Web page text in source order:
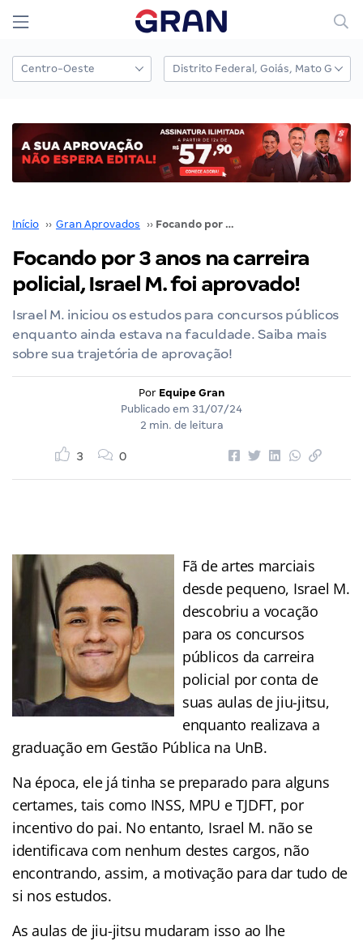
Início ›› Gran Aprovados ›› Focando por 3 anos na carreira policial, Israel M. foi aprovado!
Focando por 3 anos na carreira
policial, Israel M. foi aprovado!
Israel M. iniciou os estudos para concursos públicos
enquanto ainda estava na faculdade. Saiba mais
sobre sua trajetória de aprovação!
Por Equipe Gran
Publicado em 31/07/24
2 min. de leitura
3 0
Fã de artes marciais
desde pequeno, Israel M.
descobriu a vocação
para os concursos
públicos da carreira
policial por conta de
suas aulas de jiu-jitsu,
enquanto realizava a
graduação em Gestão Pública na UnB.
Na época, ele já tinha se preparado para alguns
certames, tais como INSS, MPU e TJDFT, por
incentivo do pai. No entanto, Israel M. não se
identificava com nenhum destes cargos, não
encontrando, assim, a motivação para dar tudo de
si nos estudos.
As aulas de jiu-jitsu mudaram isso ao lhe